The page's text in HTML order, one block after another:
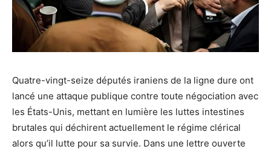
Quatre-vingt-seize députés iraniens de la ligne dure ont
lancé une attaque publique contre toute négociation avec
les États-Unis, mettant en lumière les luttes intestines
brutales qui déchirent actuellement le régime clérical
alors qu’il lutte pour sa survie. Dans une lettre ouverte